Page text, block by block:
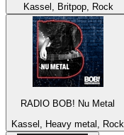
Kassel, Britpop, Rock
RADIO BOB! Nu Metal
Kassel, Heavy metal, Rock